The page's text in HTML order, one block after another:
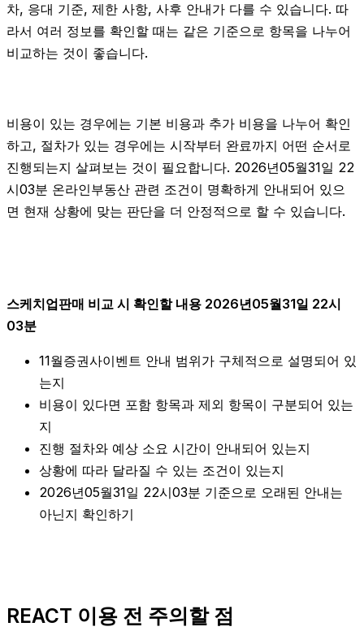
차, 응대 기준, 제한 사항, 사후 안내가 다를 수 있습니다. 따
라서 여러 정보를 확인할 때는 같은 기준으로 항목을 나누어
비교하는 것이 좋습니다.
비용이 있는 경우에는 기본 비용과 추가 비용을 나누어 확인
하고, 절차가 있는 경우에는 시작부터 완료까지 어떤 순서로
진행되는지 살펴보는 것이 필요합니다. 2026년05월31일 22
시03분 온라인부동산 관련 조건이 명확하게 안내되어 있으
면 현재 상황에 맞는 판단을 더 안정적으로 할 수 있습니다.
스케치업판매 비교 시 확인할 내용 2026년05월31일 22시
03분
11월증권사이벤트 안내 범위가 구체적으로 설명되어 있
는지
비용이 있다면 포함 항목과 제외 항목이 구분되어 있는
지
진행 절차와 예상 소요 시간이 안내되어 있는지
상황에 따라 달라질 수 있는 조건이 있는지
2026년05월31일 22시03분 기준으로 오래된 안내는
아닌지 확인하기
REACT 이용 전 주의할 점